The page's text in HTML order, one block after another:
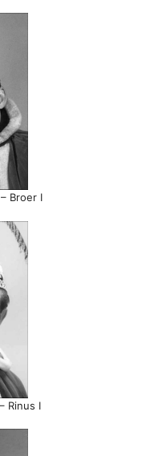
Broer I
Rinus I